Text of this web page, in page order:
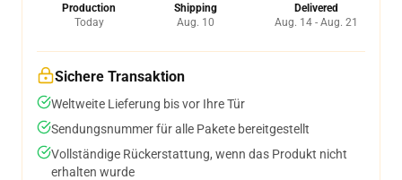
Production
Today
Shipping
Aug. 10
Delivered
Aug. 14 - Aug. 21
Sichere Transaktion
Weltweite Lieferung bis vor Ihre Tür
Sendungsnummer für alle Pakete bereitgestellt
Vollständige Rückerstattung, wenn das Produkt nicht
erhalten wurde